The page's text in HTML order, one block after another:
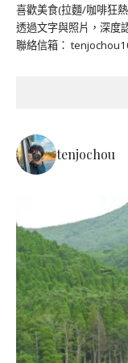
喜歡美食(拉麵/咖啡狂
透過文字與照片，深度
聯絡信箱：
tenjochou